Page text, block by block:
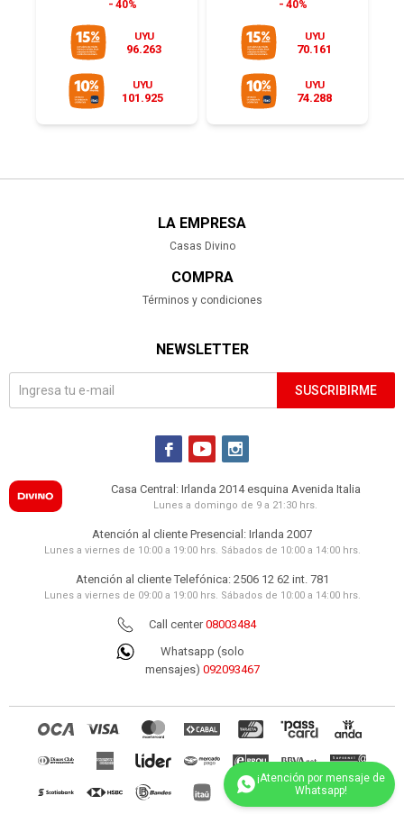
40%
UYU
96.263
UYU
101.925
40%
UYU
70.161
UYU
74.288
LA EMPRESA
Casas Divino
COMPRA
Términos y condiciones
NEWSLETTER
SUSCRIBIRME
  
Casa Central: Irlanda 2014 esquina Avenida Italia
Lunes a domingo de 9 a 21:30 hrs.
Atención al cliente Presencial: Irlanda 2007
Lunes a viernes de 10:00 a 19:00 hrs. Sábados de 10:00 a 14:00 hrs.
Atención al cliente Telefónica: 2506 12 62 int. 781
Lunes a viernes de 09:00 a 19:00 hrs. Sábados de 10:00 a 14:00 hrs.
Call center08003484
Whatsapp (solo
mensajes) 092093467